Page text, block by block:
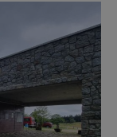
významnou